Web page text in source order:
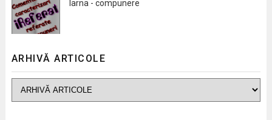
Iarna - compunere
ARHIVĂ ARTICOLE